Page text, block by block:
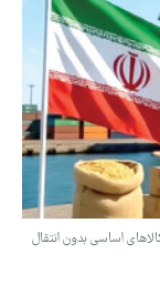
اساسی بدون انتقال